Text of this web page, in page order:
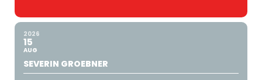
2026
15
AUG
SEVERIN GROEBNER